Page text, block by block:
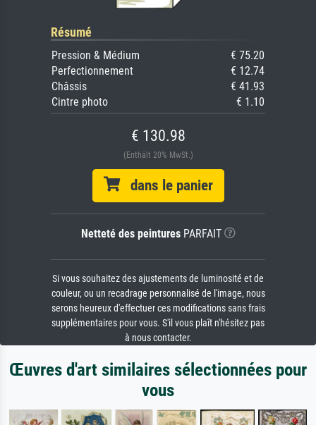
Résumé
Pression & Médium
€ 75.20
Perfectionnement
€ 12.74
Châssis
€ 41.93
Cintre photo
€ 1.10
€ 130.98
(Enthält 20% MwSt.)
dans le panier
Netteté des peinturesPARFAIT
Si vous souhaitez des ajustements de luminosité et de
couleur, ou un recadrage personnalisé de l'image, nous
serons heureux d'effectuer ces modifications sans frais
supplémentaires pour vous. S'il vous plaît n'hésitez pas
à nous contacter.
Œuvres d'art similaires sélectionnées pour
vous